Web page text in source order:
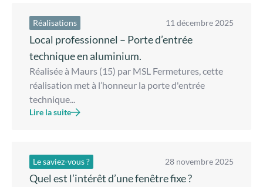
Réalisations 11 décembre 2025
Local professionnel – Porte d’entrée
technique en aluminium.
Réalisée à Maurs (15) par MSL Fermetures, cette
réalisation met à l’honneur la porte d'entrée
technique...
Lire la suite
Le saviez-vous ? 28 novembre 2025
Quel est l’intérêt d’une fenêtre fixe ?